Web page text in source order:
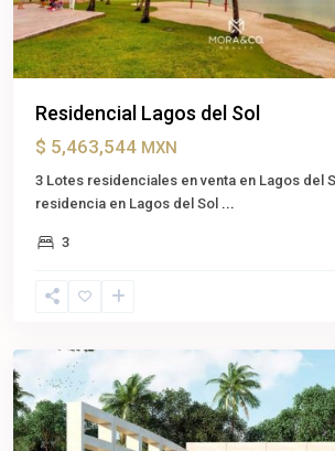
Residencial Lagos del Sol
$ 5,463,544 MXN
3 Lotes residenciales en venta en Lagos del
residencia en Lagos del Sol ...
3
Ha,